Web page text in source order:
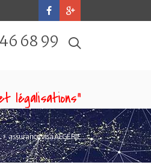
68 99
légalisations”
assurance visa ALGÉRIE